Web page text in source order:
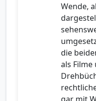
Wende,
die
als